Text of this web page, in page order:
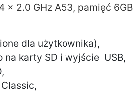
x 2.0 GHz A53, pamięć 6GB
dla użytkownika),
na karty SD i wyjście USB,